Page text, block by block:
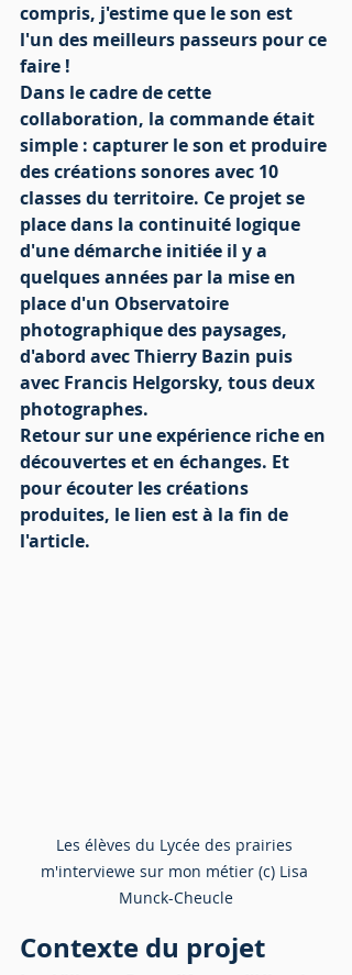
compris, j'estime que le son est
l'un des meilleurs passeurs pour ce
faire !
Dans le cadre de cette
collaboration, la commande était
simple : capturer le son et produire
des créations sonores avec 10
classes du territoire. Ce projet se
place dans la continuité logique
d'une démarche initiée il y a
quelques années par la mise en
place d'un Observatoire
photographique des paysages,
d'abord avec Thierry Bazin puis
avec Francis Helgorsky, tous deux
photographes.
Retour sur une expérience riche en
découvertes et en échanges. Et
pour écouter les créations
produites, le lien est à la fin de
l'article.
Les élèves du Lycée des prairies
m'interviewe sur mon métier (c) Lisa
Munck-Cheucle
Contexte du projet